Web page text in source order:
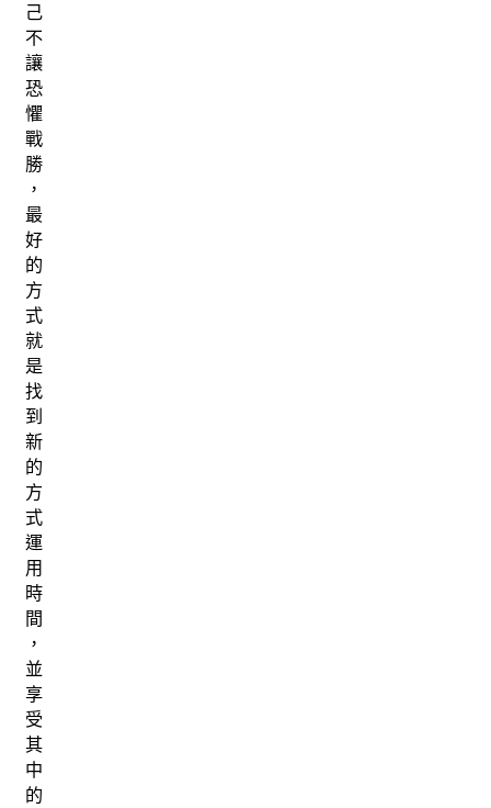
己
不
讓
恐
懼
戰
勝
，
最
好
的
方
式
就
是
找
到
新
的
方
式
運
用
時
間
，
並
享
受
其
中
的